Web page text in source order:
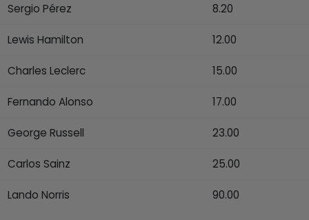
Sergio Pérez 8.20
Lewis Hamilton 12.00
Charles Leclerc 15.00
Fernando Alonso 17.00
George Russell 23.00
Carlos Sainz 25.00
Lando Norris 90.00